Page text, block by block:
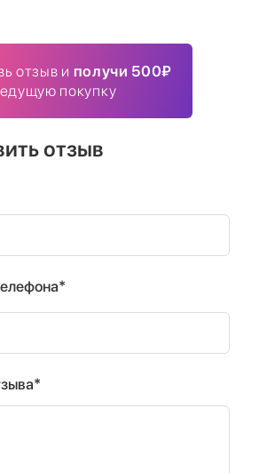
отзыв и получи 500₽
покупку
отзыв